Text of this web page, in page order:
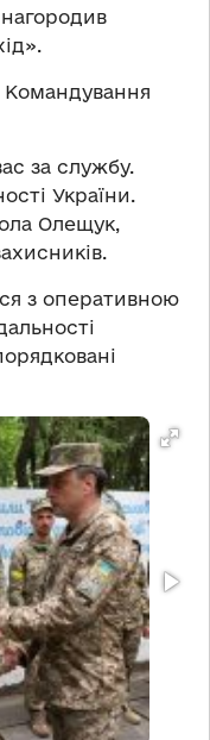
нагородив
Командування
за службу.
України.
Олещук,
з оперативною